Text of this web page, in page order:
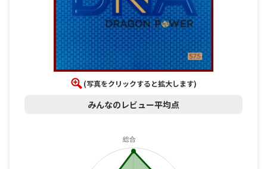
(写真をクリックすると拡大します)
みんなのレビュー平均点
総合